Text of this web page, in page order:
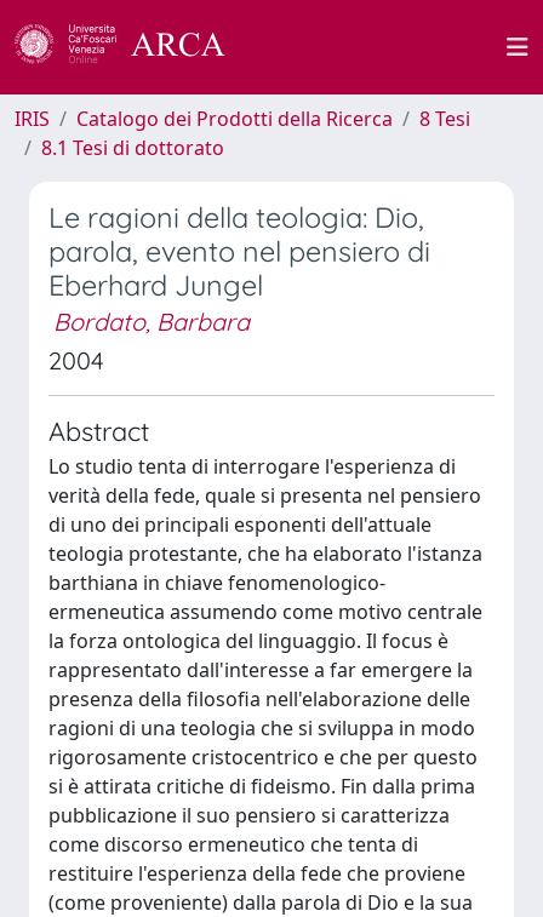
IRIS Catalogo dei Prodotti della Ricerca
8 Tesi
8.1 Tesi di dottorato
Le ragioni della teologia: Dio,
parola, evento nel pensiero di
Eberhard Jungel
Bordato, Barbara
2004
Abstract
Lo studio tenta di interrogare l'esperienza di
verità della fede, quale si presenta nel pensiero
di uno dei principali esponenti dell'attuale
teologia protestante, che ha elaborato l'istanza
barthiana in chiave fenomenologico-
ermeneutica assumendo come motivo centrale
la forza ontologica del linguaggio. Il focus è
rappresentato dall'interesse a far emergere la
presenza della filosofia nell'elaborazione delle
ragioni di una teologia che si sviluppa in modo
rigorosamente cristocentrico e che per questo
si è attirata critiche di fideismo. Fin dalla prima
pubblicazione il suo pensiero si caratterizza
come discorso ermeneutico che tenta di
restituire l'esperienza della fede che proviene
(come proveniente) dalla parola di Dio e la sua